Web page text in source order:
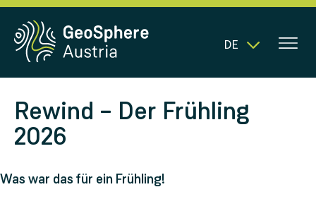
DE
Rewind – Der Frühling
2026
Was war das für ein Frühling!